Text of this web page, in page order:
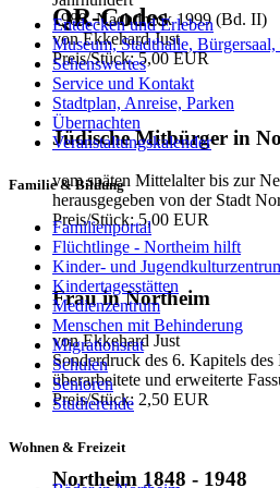
QR-Codes
1989, Nachdruck 1999 (Bd. II)
von Ekkehard Just
Preis/Stück: 5,00 EUR
Jüdische Mitbürger in
vom späten Mittelalter bis zur
herausgegeben von der Stadt
Preis/Stück: 5,00 EUR
Frau in Northeim
von Ekkehard Just
Sonderdruck des 6. Kapitels
überarbeitete und erweiterte
Preis/Stück: 2,50 EUR
Northeim 1848 - 1948
Entdecken und Erleben
Museum, Stadthalle,
Sehenswertes
Service und Kontakt
Stadtplan, Anreise, Parken
Übernachten
Veranstaltungskalender
Familie & Bildung
Familienportal
Flüchtlinge - Northeim hilft
Kinder- und
Kindertagesstätten
Medienzentrum
Menschen mit Behinderung
Migrationsrat
Schulen
Senioren
Studierende
Wohnen & Freizeit